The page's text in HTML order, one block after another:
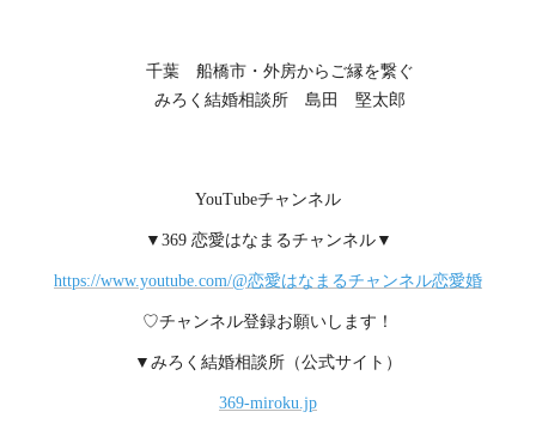
千葉 船橋市・外房からご縁を繋ぐ
みろく結婚相談所 島田 堅太郎
YouTubeチャンネル
▼369 恋愛はなまるチャンネル▼
https://www.youtube.com/@恋愛はなまるチャンネル恋愛婚
♡チャンネル登録お願いします！
▼みろく結婚相談所（公式サイト）
369-miroku.jp